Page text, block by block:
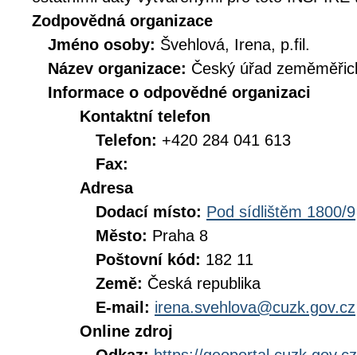
Zodpovědná organizace
Jméno osoby: Švehlová, Irena, p.fil.
Název organizace: Český úřad
Informace o odpovědné organizaci
Kontaktní telefon
Telefon: +420 284 041 613
Fax:
Adresa
Dodací místo: Pod sídlištěm 1800/9
Město: Praha 8
Poštovní kód: 182 11
Země: Česká republika
E-mail: irena.svehlova@cuzk.gov.cz
Online zdroj